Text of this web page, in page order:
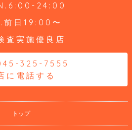
24:00
前日19:00〜
査実施優良店
325-7555
に電話する
トップ